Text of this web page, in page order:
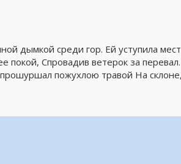
дымкой среди гор. Ей уступила
покой, Спровадив ветерок за
пожухлою травой На